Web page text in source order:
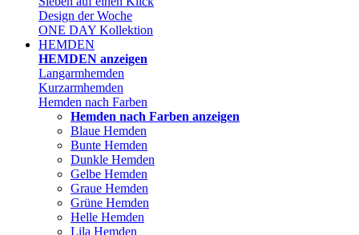
Design der Woche
ONE DAY Kollektion
HEMDEN
HEMDEN anzeigen
Langarmhemden
Kurzarmhemden
Hemden nach Farben
Hemden nach Farben anzeigen
Blaue Hemden
Bunte Hemden
Dunkle Hemden
Gelbe Hemden
Graue Hemden
Grüne Hemden
Helle Hemden
Lila Hemden